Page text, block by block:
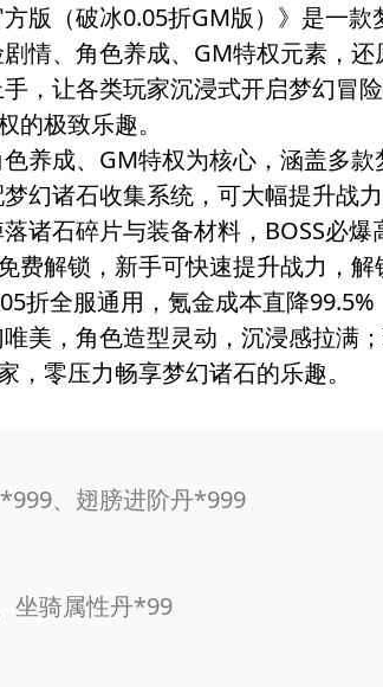
方版（破冰0.05折GM版）》是一
情、角色养成、GM特权元素，
，让各类玩家沉浸式开启梦幻冒
的极致乐趣。
养成、GM特权为核心，涵盖多
幻诸石收集系统，可大幅提升战
诸石碎片与装备材料，BOSS必
费解锁，新手可快速提升战力，解
折全服通用，氪金成本直降
美，角色造型灵动，沉浸感拉满
，零压力畅享梦幻诸石的乐趣。
、翅膀进阶丹*999
坐骑属性丹*99